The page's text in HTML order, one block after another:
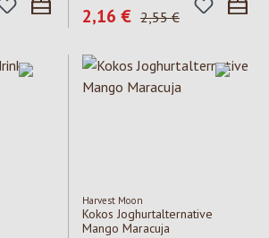
Verkaufspreis:
2,16 € Regulärer Preis:
2,55 €
Harvest Moon
Kokos Joghurtalternative
Mango Maracuja